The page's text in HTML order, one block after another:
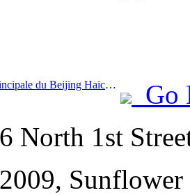
Prev:La structure principale du Beijing Haichang Ocean Park devrait atteindre son point culminant d'ici la fin de l'année, l'achèvement et l'ouverture étant prévus pour 2027.
Go
North 1st